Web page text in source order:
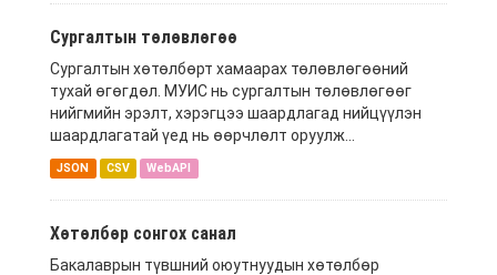
Сургалтын төлөвлөгөө
Сургалтын хөтөлбөрт хамаарах төлөвлөгөөний
тухай өгөгдөл. МУИС нь сургалтын төлөвлөгөөг
нийгмийн эрэлт, хэрэгцээ шаардлагад нийцүүлэн
шаардлагатай үед нь өөрчлөлт оруулж...
JSON CSV WebAPI
Хөтөлбөр сонгох санал
Бакалаврын түвшний оюутнуудын хөтөлбөр